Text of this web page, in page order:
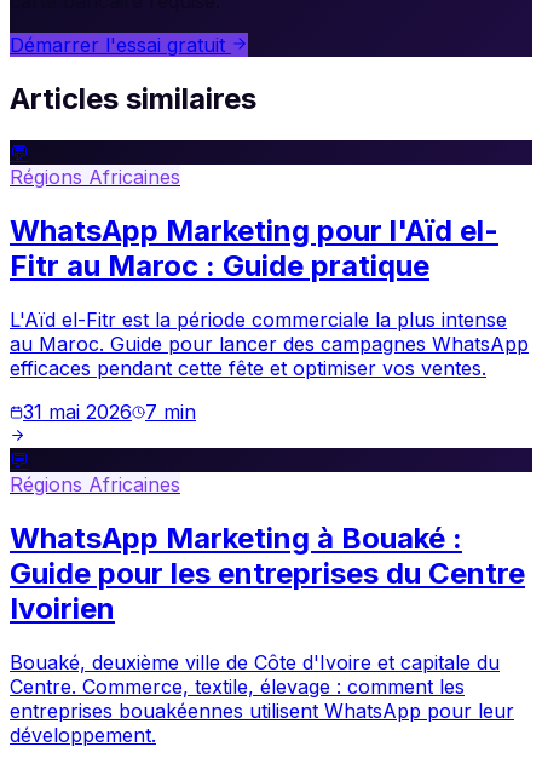
Démarrer l'essai gratuit
Articles similaires
💬
Régions Africaines
WhatsApp Marketing pour l'Aïd el-
Fitr au Maroc : Guide pratique
L'Aïd el-Fitr est la période commerciale la plus intense
au Maroc. Guide pour lancer des campagnes WhatsApp
efficaces pendant cette fête et optimiser vos ventes.
31 mai 2026
7 min
💬
Régions Africaines
WhatsApp Marketing à Bouaké :
Guide pour les entreprises du Centre
Ivoirien
Bouaké, deuxième ville de Côte d'Ivoire et capitale du
Centre. Commerce, textile, élevage : comment les
entreprises bouakéennes utilisent WhatsApp pour leur
développement.